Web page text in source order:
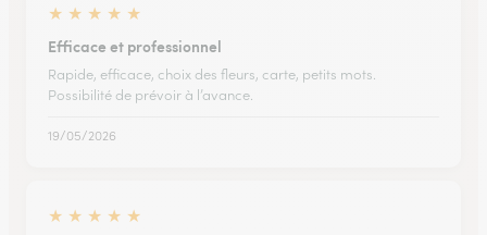
★ ★ ★ ★ ★
Efficace et professionnel
Rapide, efficace, choix des fleurs, carte, petits mots.
Possibilité de prévoir à l’avance.
19/05/2026
★ ★ ★ ★ ★